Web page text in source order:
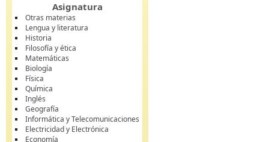
Asignatura
Otras materias
Lengua y literatura
Historia
Filosofía y ética
Matemáticas
Biología
Física
Química
Inglés
Geografía
Informática y Telecomunicaciones
Electricidad y Electrónica
Economía